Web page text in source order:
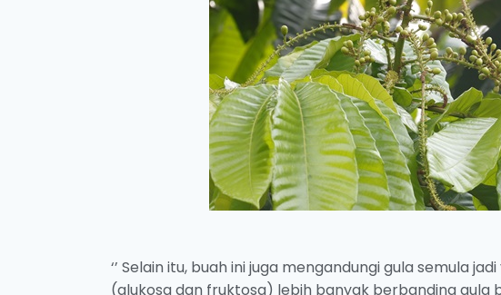
‘’ Selain itu, buah ini juga mengandungi gula semula
(glukosa dan fruktosa) lebih banyak berbanding gula